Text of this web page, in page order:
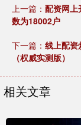
上一篇： 配资网上
数为18002户
下一篇： 线上配资
（权威实测版）
相关文章